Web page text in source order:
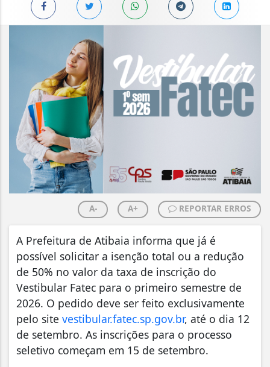
A- A+ REPORTAR ERROS
A Prefeitura de Atibaia informa que já é
possível solicitar a isenção total ou a redução
de 50% no valor da taxa de inscrição do
Vestibular Fatec para o primeiro semestre de
2026. O pedido deve ser feito exclusivamente
pelo site vestibular.fatec.sp.gov.br, até o dia 12
de setembro. As inscrições para o processo
seletivo começam em 15 de setembro.